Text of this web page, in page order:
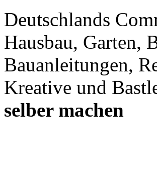
Deutschlands
Hausbau, Garten,
Bauanleitungen,
Kreative und
selber machen